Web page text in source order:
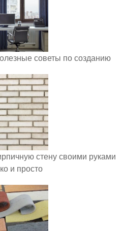
советы по созданию
стену своими руками
и просто